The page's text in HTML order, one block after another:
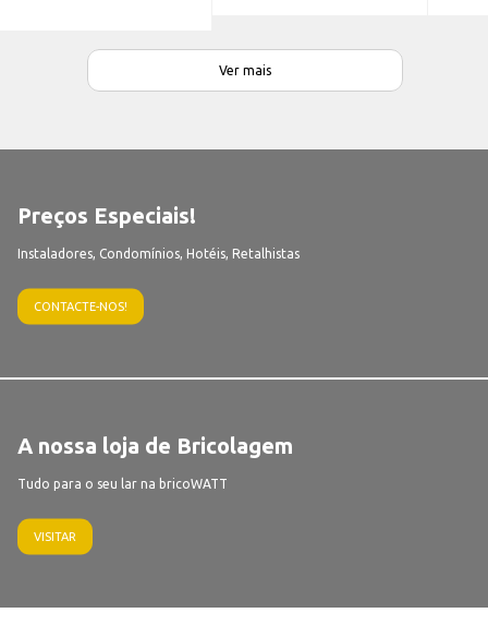
Ver mais
Preços Especiais!
Instaladores, Condomínios, Hotéis, Retalhistas
CONTACTE-NOS!
A nossa loja de Bricolagem
Tudo para o seu lar na bricoWATT
VISITAR